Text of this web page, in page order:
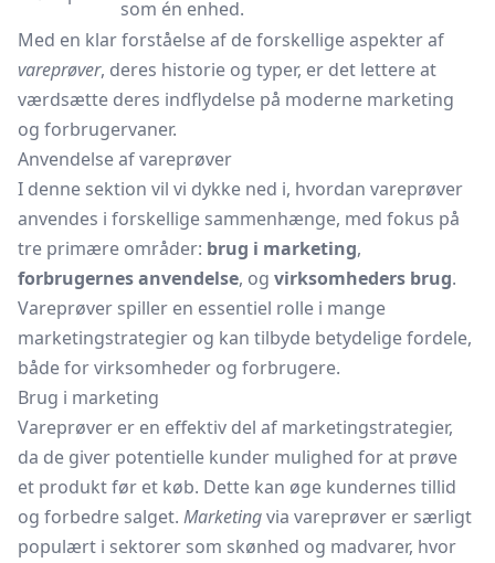
som én enhed.
Med en klar forståelse af de forskellige aspekter af
vareprøver, deres historie og typer, er det lettere at
værdsætte deres indflydelse på moderne marketing
og forbrugervaner.
Anvendelse af vareprøver
I denne sektion vil vi dykke ned i, hvordan vareprøver
anvendes i forskellige sammenhænge, med fokus på
tre primære områder: brug i marketing,
forbrugernes anvendelse, og virksomheders brug.
Vareprøver spiller en essentiel rolle i mange
marketingstrategier og kan tilbyde betydelige fordele,
både for virksomheder og forbrugere.
Brug i marketing
Vareprøver er en effektiv del af marketingstrategier,
da de giver potentielle kunder mulighed for at prøve
et produkt før et køb. Dette kan øge kundernes tillid
og forbedre salget. Marketingvia vareprøver er særligt
populært i sektorer som skønhed og madvarer, hvor